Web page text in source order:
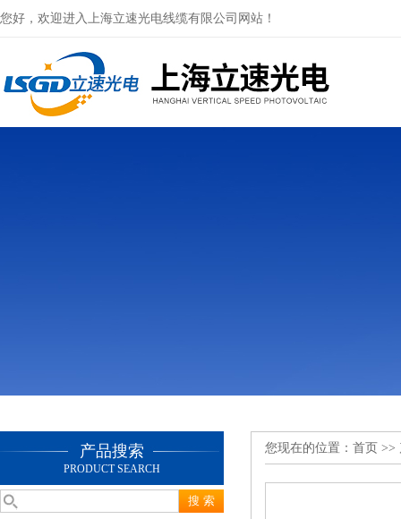
您好，欢迎进入上海立速光电线缆有限公司网站！
产品搜索
PRODUCT SEARCH
您现在的位置： 首页 >>